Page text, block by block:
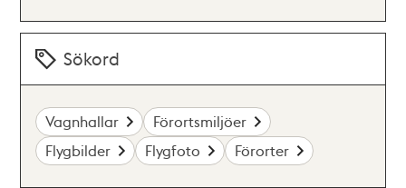
Sökord
Vagnhallar
Förortsmiljöer
Flygbilder
Flygfoto Förorter